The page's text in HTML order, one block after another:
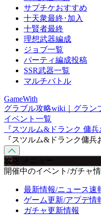
サプチケおすすめ
十天衆最終･加入
十賢者最終
理想武器編成
ジョブ一覧
パーティ編成投稿
SSR武器一覧
マルチバトル
GameWith
グラブル攻略wiki｜グラン
イベント一覧
『スツルム&ドランク 傭
『スツルム&ドランク傭
攻略 メニュー
開催中のイベント/ガチャ
最新情報/ニュース速
ゲーム更新/アプデ情
ガチャ更新情報